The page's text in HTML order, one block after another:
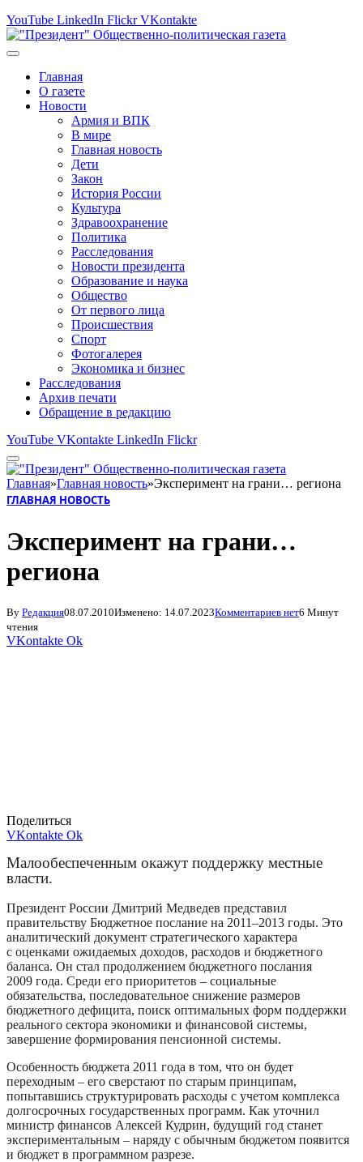
YouTube LinkedIn Flickr VKontakte
Главная
О газете
Новости
Армия и ВПК
В мире
Главная новость
Дети
Закон
История России
Культура
Здравоохранение
Политика
Расследования
Новости президента
Образование и наука
Общество
От первого лица
Происшествия
Спорт
Фотогалерея
Экономика и бизнес
Расследования
Архив печати
Обращение в редакцию
YouTube VKontakte LinkedIn Flickr
Главная»Главная новость»Эксперимент на грани… региона
ГЛАВНАЯ НОВОСТЬ
Эксперимент на грани…
региона
By Редакция08.07.2010Изменено: 14.07.2023Комментариев нет6 Минут
чтения
VKontakte Ok
Поделиться
VKontakte Ok
Малообеспеченным окажут поддержку местные
власти.
Президент России Дмитрий Медведев представил
правительству Бюджетное послание на 2011–2013 годы. Это
аналитический документ стратегического характера
с оценками ожидаемых доходов, расходов и бюджетного
баланса. Он стал продолжением бюджетного послания
2009 года. Среди его приоритетов – социальные
обязательства, последовательное снижение размеров
бюджетного дефицита, поиск оптимальных форм поддержки
реального сектора экономики и финансовой системы,
завершение формирования пенсионной системы.
Особенность бюджета 2011 года в том, что он будет
переходным – его сверстают по старым принципам,
попытавшись структурировать расходы с учетом комплекса
долгосрочных государственных программ. Как уточнил
министр финансов Алексей Кудрин, будущий год станет
экспериментальным – наряду с обычным бюджетом появится
и бюджет в программном разрезе.